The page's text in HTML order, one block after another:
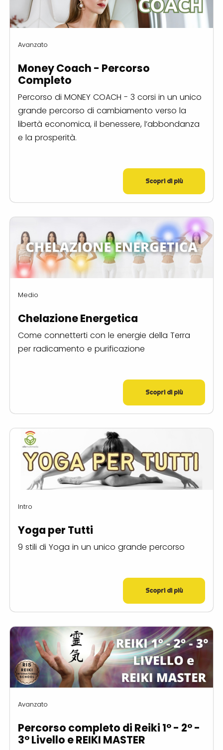
Avanzato
Money Coach - Percorso
Completo
Percorso di MONEY COACH - 3 corsi in un unico
grande percorso di cambiamento verso la
libertà economica, il benessere, l’abbondanza
e la prosperità.
Scopri di più
Medio
Chelazione Energetica
Come connetterti con le energie della Terra
per radicamento e purificazione
Scopri di più
Intro
Yoga per Tutti
9 stili di Yoga in un unico grande percorso
Scopri di più
Avanzato
Percorso completo di Reiki 1° - 2° -
3° Livello e REIKI MASTER